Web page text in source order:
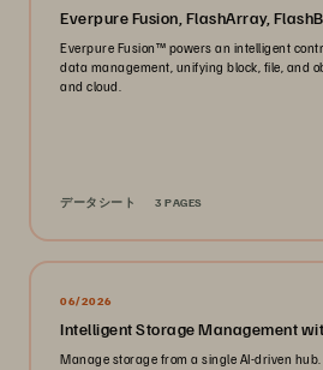
Everpure Fusion, FlashArray,
Everpure Fusion™ powers an intelligent
data management, unifying block, file, and
and cloud.
データシート 3 PAGES
06/2026
Intelligent Storage Management
Manage storage from a single AI-driven